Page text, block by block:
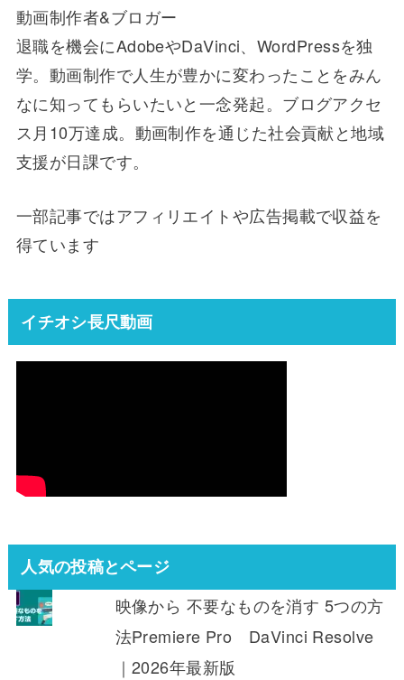
動画制作者&ブロガー
退職を機会にAdobeやDaVinci、WordPressを独
学。動画制作で人生が豊かに変わったことをみん
なに知ってもらいたいと一念発起。ブログアクセ
ス月10万達成。動画制作を通じた社会貢献と地域
支援が日課です。
一部記事ではアフィリエイトや広告掲載で収益を
得ています
イチオシ長尺動画
人気の投稿とページ
映像から 不要なものを消す 5つの方
法Premiere Pro DaVinci Resolve
｜2026年最新版